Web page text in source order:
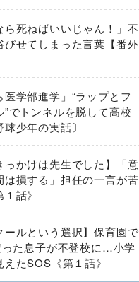
ら死ねばいいじゃん！」不
びせてしまった言葉【番外
医学部進学」“ラップとフ
”でトンネルを脱して高校
少年の実話〕
っかけは先生でした】「意
は損する」担任の一言が苦
話》
ールという選択】保育園で
った息子が不登校に…小学
たSOS《第１話》